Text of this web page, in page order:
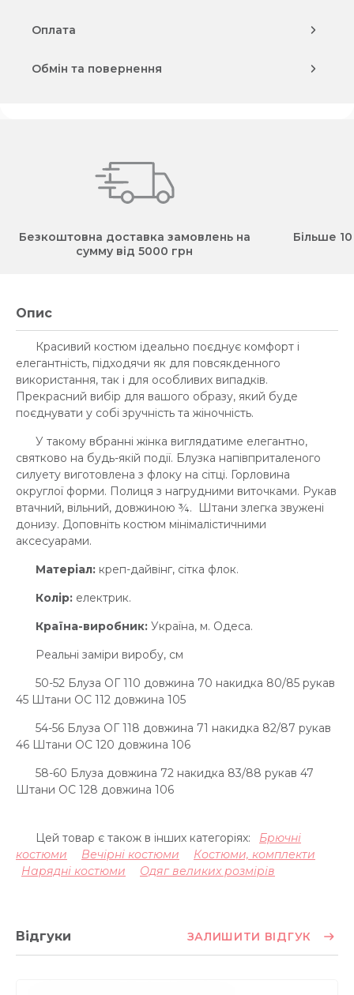
Оплата
Обмін та повернення
Безкоштовна доставка замовлень на
сумму від 5000 грн
Більше
Опис
Красивий костюм ідеально поєднує комфорт і
елегантність, підходячи як для повсякденного
використання, так і для особливих випадків.
Прекрасний вибір для вашого образу, який буде
поєднувати у собі зручність та жіночність.
У такому вбранні жінка виглядатиме елегантно,
святково на будь-якій події. Блузка напівприталеного
силуету виготовлена з флоку на сітці. Горловина
округлої форми. Полиця з нагрудними виточками. Рукав
втачний, вільний, довжиною ¾. Штани злегка звужені
донизу. Доповніть костюм мінімалістичними
аксесуарами.
Матеріал: креп-дайвінг, сітка флок.
Колір: електрик.
Країна-виробник: Україна, м. Одеса.
Реальні заміри виробу, см
50-52 Блуза ОГ 110 довжина 70 накидка 80/85 рукав
45 Штани ОС 112 довжина 105
54-56 Блуза ОГ 118 довжина 71 накидка 82/87 рукав
46 Штани ОС 120 довжина 106
58-60 Блуза довжина 72 накидка 83/88 рукав 47
Штани ОС 128 довжина 106
Цей товар є також в інших категоріях:
Брючні
костюми
Вечірні костюми
Костюми, комплекти
Нарядні костюми
Одяг великих розмірів
Відгуки ЗАЛИШИТИ ВІДГУК